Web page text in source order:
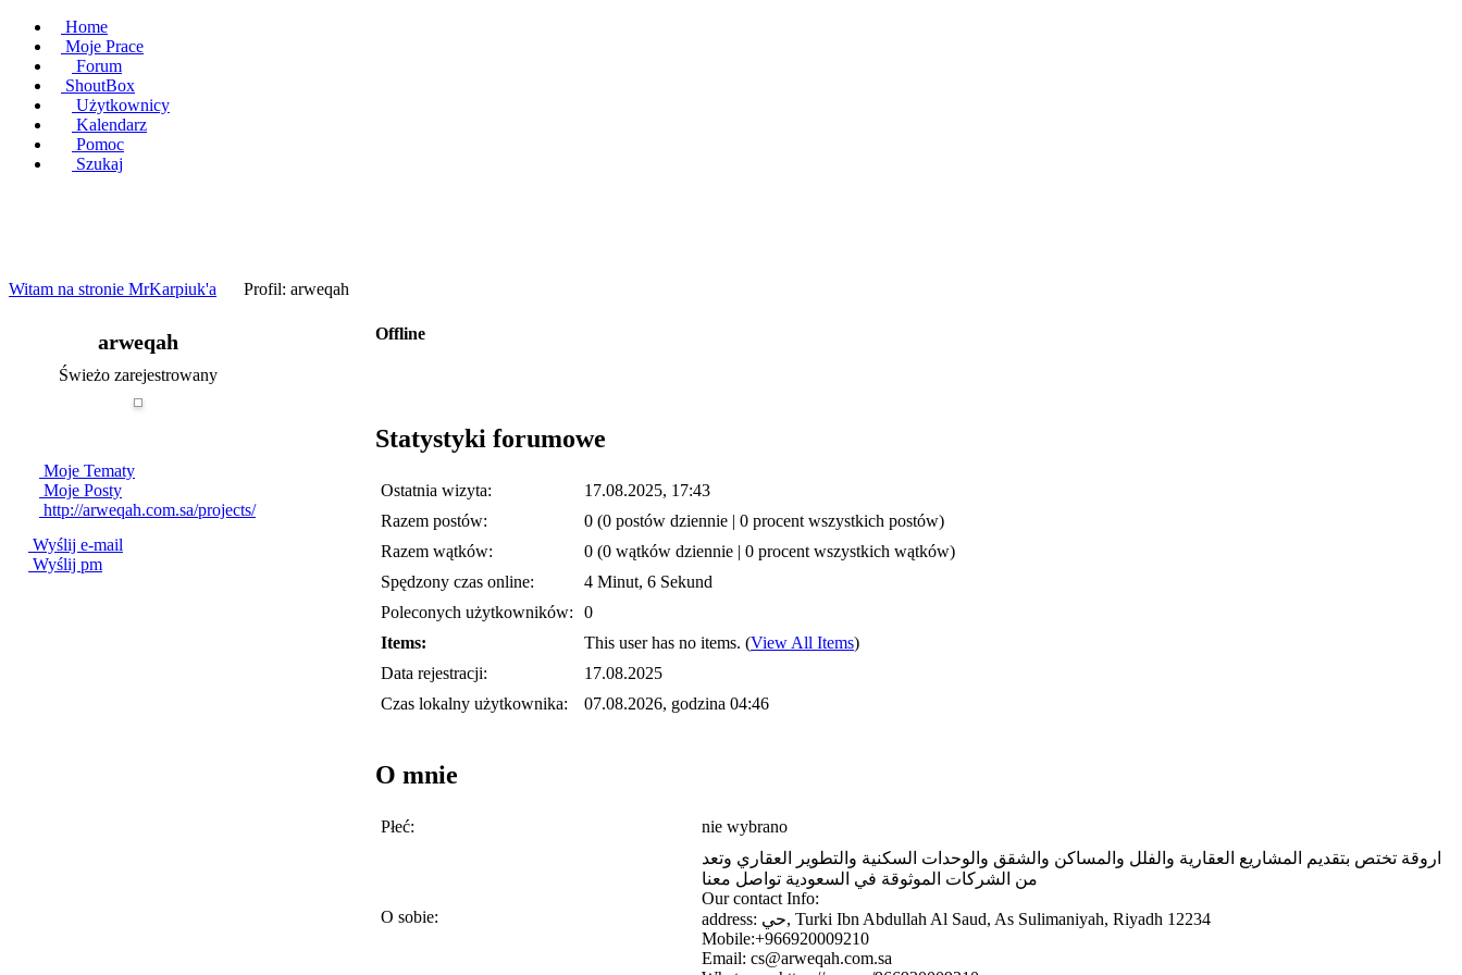
Home
Moje Prace
Forum
ShoutBox
Użytkownicy
Kalendarz
Pomoc
Szukaj
Logowanie Logowanie Facebook Rejestracja
Witam na stronie MrKarpiuk'a Profil: arweqah
arweqah
Świeżo zarejestrowany
Moje Tematy
Moje Posty
http://arweqah.com.sa/projects/
Wyślij e-mail
Wyślij pm
Offline
Statystyki forumowe
Ostatnia wizyta:
17.08.2025, 17:43
Razem postów:
0 (0 postów dziennie | 0 procent wszystkich postów)
Razem wątków:
0 (0 wątków dziennie | 0 procent wszystkich wątków)
Spędzony czas online:
4 Minut, 6 Sekund
Poleconych użytkowników:
0
Items:
This user has no items. (View All Items)
Data rejestracji:
17.08.2025
Czas lokalny użytkownika:
07.08.2026, godzina 04:46
O mnie
Płeć: nie wybrano
O sobie:
اروقة تختص بتقديم المشاريع العقارية والفلل والمساكن والشقق والوحدات السكنية والتطوير العقاري وتعد
من الشركات الموثوقة في السعودية تواصل معنا
Our contact Info:
address: حي, Turki Ibn Abdullah Al Saud, As Sulimaniyah, Riyadh 12234
Mobile:+966920009210
Email: cs@arweqah.com.sa